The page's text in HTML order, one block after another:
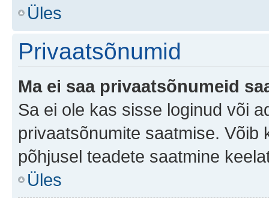
Üles
Privaatsõnumid
Ma ei saa privaatsõnumeid
Sa ei ole kas sisse loginud või
privaatsõnumite saatmise. Võib
põhjusel teadete saatmine
Üles